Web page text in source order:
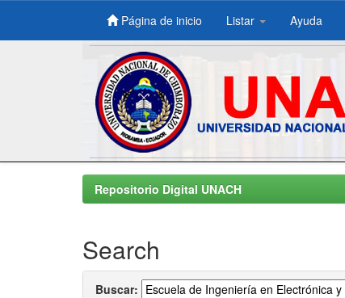
Skip
Página de inicio Listar Ayuda
Repositorio Digital UNACH
Search
Buscar: